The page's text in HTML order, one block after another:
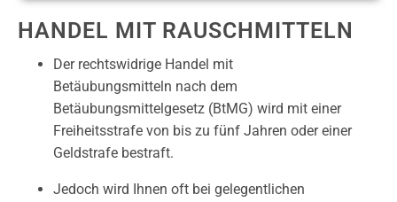
HANDEL MIT RAUSCHMITTELN
Der rechtswidrige Handel mit
Betäubungsmitteln nach dem
Betäubungsmittelgesetz (BtMG) wird mit einer
Freiheitsstrafe von bis zu fünf Jahren oder einer
Geldstrafe bestraft.
Jedoch wird Ihnen oft bei gelegentlichen